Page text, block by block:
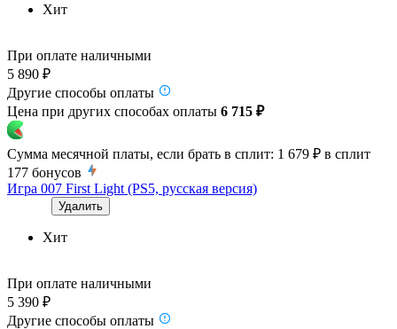
Хит
При оплате наличными
5 890 ₽
Другие способы оплаты
Цена при других способах оплаты 6 715 ₽
Сумма месячной платы, если брать в сплит: 1 679 ₽ в сплит
177 бонусов
Игра 007 First Light (PS5, русская версия)
Удалить
Хит
При оплате наличными
5 390 ₽
Другие способы оплаты